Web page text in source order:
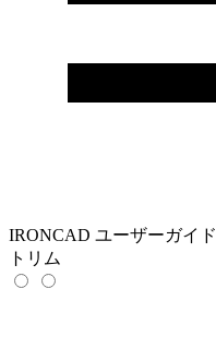
IRONCAD ユーザーガイド
トリム